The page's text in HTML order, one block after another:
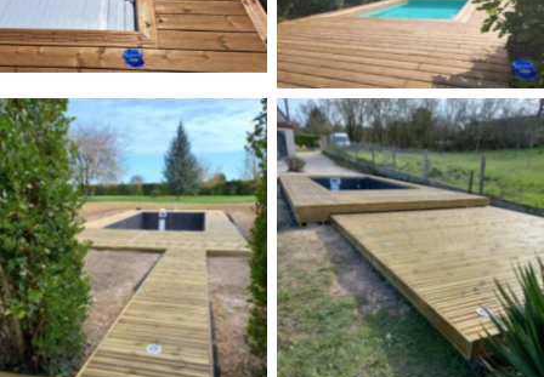
deck-piscine
deck-piscine